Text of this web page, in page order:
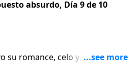
absurdo, Día 9 de 10
su romance, celo y deseo
después de 50 años de